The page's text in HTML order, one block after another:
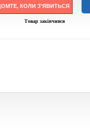
КОЛИ З'ЯВИТЬСЯ
Товар закінчився